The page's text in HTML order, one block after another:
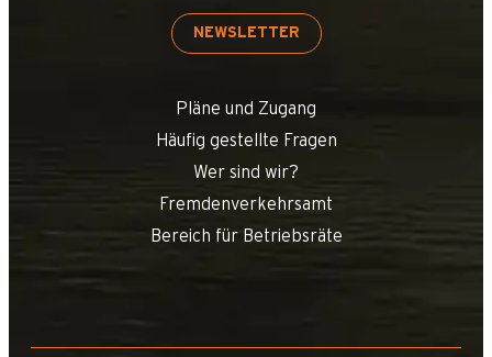
NEWSLETTER
Pläne und Zugang
Häufig gestellte Fragen
Wer sind wir?
Fremdenverkehrsamt
Bereich für Betriebsräte